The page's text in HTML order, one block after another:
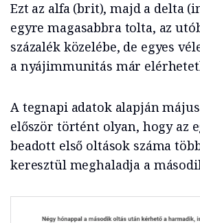
Ezt az alfa (brit), majd a delta
egyre magasabbra tolta, az
százalék közelébe, de egyes
a nyájimmunitás már
A tegnapi adatok alapján
először történt olyan, hogy az
beadott első oltások száma
keresztül meghaladja a